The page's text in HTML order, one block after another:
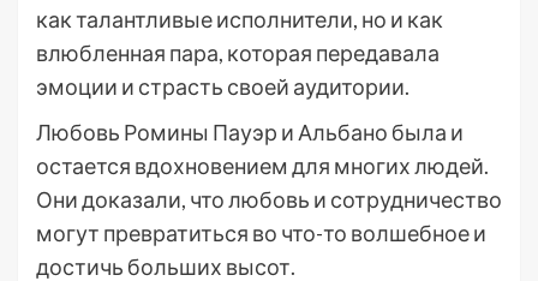
как талантливые исполнители, но и как
влюбленная пара, которая передавала
эмоции и страсть своей аудитории.
Любовь Ромины Пауэр и Альбано была и
остается вдохновением для многих людей.
Они доказали, что любовь и сотрудничество
могут превратиться во что-то волшебное и
достичь больших высот.